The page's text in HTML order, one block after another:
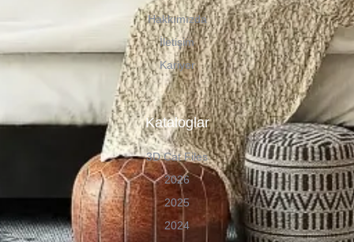
Hakkımızda
İletişim
Kariyer
Kataloglar
3D Cat Files
2026
2025
2024